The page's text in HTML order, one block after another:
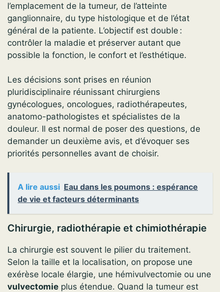
l’emplacement de la tumeur, de l’atteinte
ganglionnaire, du type histologique et de l’état
général de la patiente. L’objectif est double :
contrôler la maladie et préserver autant que
possible la fonction, le confort et l’esthétique.
Les décisions sont prises en réunion
pluridisciplinaire réunissant chirurgiens
gynécologues, oncologues, radiothérapeutes,
anatomo-pathologistes et spécialistes de la
douleur. Il est normal de poser des questions, de
demander un deuxième avis, et d’évoquer ses
priorités personnelles avant de choisir.
A lire aussi Eau dans les poumons : espérance
de vie et facteurs déterminants
Chirurgie, radiothérapie et chimiothérapie
La chirurgie est souvent le pilier du traitement.
Selon la taille et la localisation, on propose une
exérèse locale élargie, une hémivulvectomie ou une
vulvectomie plus étendue. Quand la tumeur est